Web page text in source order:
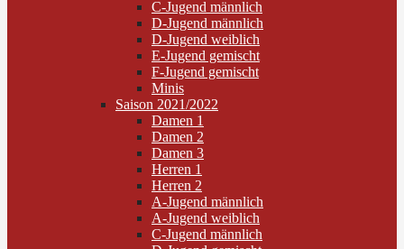
C-Jugend männlich
D-Jugend männlich
D-Jugend weiblich
E-Jugend gemischt
F-Jugend gemischt
Minis
Saison 2021/2022
Damen 1
Damen 2
Damen 3
Herren 1
Herren 2
A-Jugend männlich
A-Jugend weiblich
C-Jugend männlich